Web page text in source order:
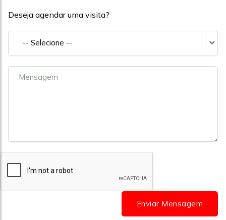
Deseja agendar uma visita?
-- Selecione --
Enviar Mensagem